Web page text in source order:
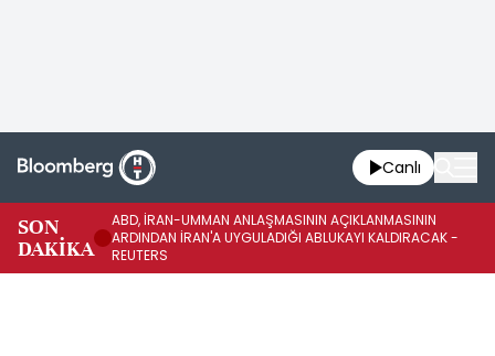
Canlı
SON
DAKİKA
ABD, İRAN-UMMAN ANLAŞMASININ AÇIKLANMASININ
ARDINDAN İRAN'A UYGULADIĞI ABLUKAYI KALDIRACAK -
REUTERS